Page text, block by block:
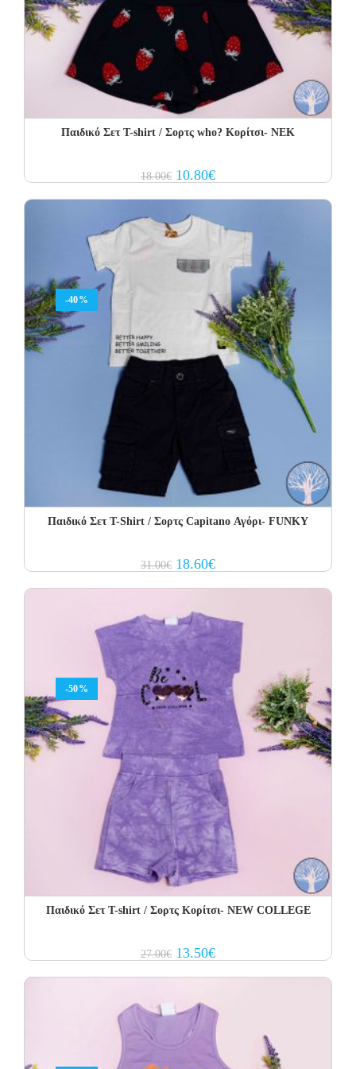
Παιδικό Σετ Τ-shirt / Σορτς who? Κορίτσι- NEK
18.00€ Original
price
10.80€Current
price
-40%
Παιδικό Σετ Τ-Shirt / Σορτς Capitano Αγόρι- FUNKY
31.00€ Original
price
18.60€Current
price
-50%
Παιδικό Σετ T-shirt / Σορτς Κορίτσι- NEW COLLEGE
27.00€ Original
price
13.50€Current
price